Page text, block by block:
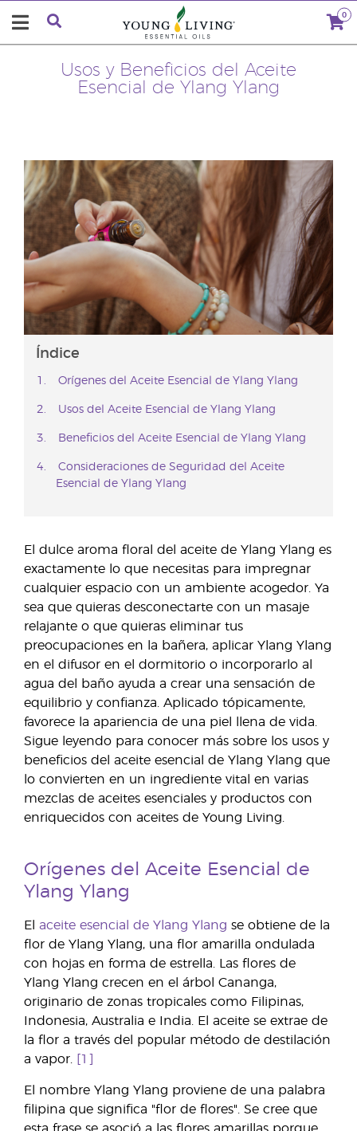
0
Usos y Beneficios del Aceite
Esencial de Ylang Ylang
Índice
Orígenes del Aceite Esencial de Ylang Ylang
Usos del Aceite Esencial de Ylang Ylang
Beneficios del Aceite Esencial de Ylang Ylang
Consideraciones de Seguridad del Aceite
Esencial de Ylang Ylang
El dulce aroma floral del aceite de Ylang Ylang es
exactamente lo que necesitas para impregnar
cualquier espacio con un ambiente acogedor. Ya
sea que quieras desconectarte con un masaje
relajante o que quieras eliminar tus
preocupaciones en la bañera, aplicar Ylang Ylang
en el difusor en el dormitorio o incorporarlo al
agua del baño ayuda a crear una sensación de
equilibrio y confianza. Aplicado tópicamente,
favorece la apariencia de una piel llena de vida.
Sigue leyendo para conocer más sobre los usos y
beneficios del aceite esencial de Ylang Ylang que
lo convierten en un ingrediente vital en varias
mezclas de aceites esenciales y productos con
enriquecidos con aceites de Young Living.
Orígenes del Aceite Esencial de
Ylang Ylang
El aceite esencial de Ylang Ylang se obtiene de la
flor de Ylang Ylang, una flor amarilla ondulada
con hojas en forma de estrella. Las flores de
Ylang Ylang crecen en el árbol Cananga,
originario de zonas tropicales como Filipinas,
Indonesia, Australia e India. El aceite se extrae de
la flor a través del popular método de destilación
a vapor.
[1]
El nombre Ylang Ylang proviene de una palabra
filipina que significa "flor de flores". Se cree que